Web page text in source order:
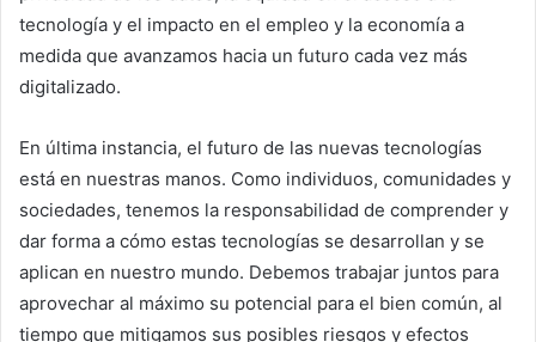
tecnología y el impacto en el empleo y la economía a
medida que avanzamos hacia un futuro cada vez más
digitalizado.
En última instancia, el futuro de las nuevas tecnologías
está en nuestras manos. Como individuos, comunidades y
sociedades, tenemos la responsabilidad de comprender y
dar forma a cómo estas tecnologías se desarrollan y se
aplican en nuestro mundo. Debemos trabajar juntos para
aprovechar al máximo su potencial para el bien común, al
tiempo que mitigamos sus posibles riesgos y efectos